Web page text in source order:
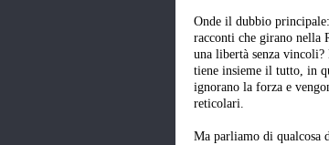
Onde il dubbio
racconti che girano nella
una libertà senza
tiene insieme il tutto, in
ignorano la forza e
reticolari.
Ma parliamo di qualcosa